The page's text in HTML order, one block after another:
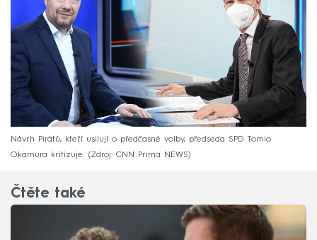
Návrh Pirátů, kteří usilují o předčasné volby, předseda SPD Tomio
Okamura kritizuje.
Zdroj: CNN Prima NEWS
Čtěte také